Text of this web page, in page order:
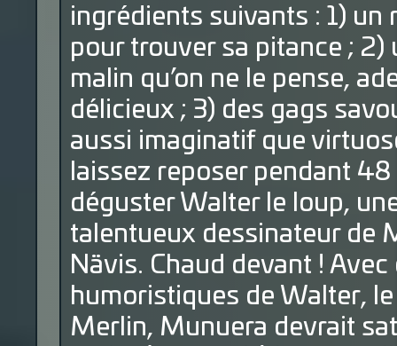
ingrédients suivants : 1)
pour trouver sa pitance ;
malin qu’on ne le pense,
délicieux ; 3) des gags
aussi imaginatif que
laissez reposer pendant 48
déguster Walter le loup,
talentueux dessinateur de
Nävis. Chaud devant !
humoristiques de Walter,
Merlin, Munuera devrait